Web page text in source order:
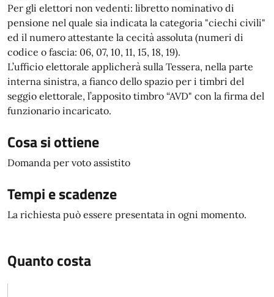
Per gli elettori non vedenti: libretto nominativo di
pensione nel quale sia indicata la categoria "ciechi civili"
ed il numero attestante la cecità assoluta (numeri di
codice o fascia: 06, 07, 10, 11, 15, 18, 19).
L’ufficio elettorale applicherà sulla Tessera, nella parte
interna sinistra, a fianco dello spazio per i timbri del
seggio elettorale, l’apposito timbro “AVD" con la firma del
funzionario incaricato.
Cosa si ottiene
Domanda per voto assistito
Tempi e scadenze
La richiesta può essere presentata in ogni momento.
Quanto costa